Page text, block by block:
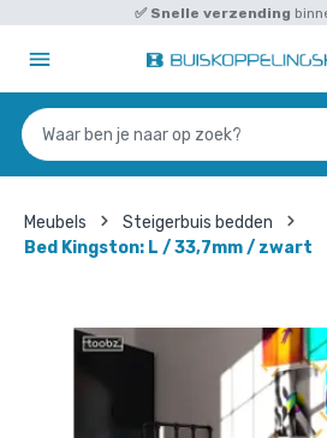
✅ Snelle verzending
Meubels
Steigerbuis bedden
Bed Kingston: L / 33,7mm / zwart